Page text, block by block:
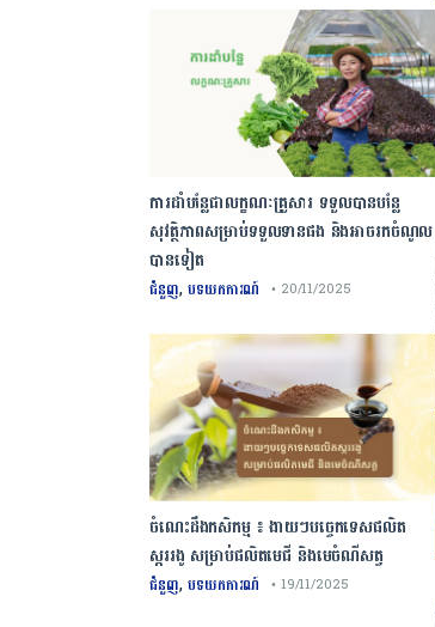
ការដាំបន្លែជាលក្ខណៈគ្រួសារ ទទួលបានបន្លែ
សុវត្ថិភាពសម្រាប់ទទួលទានផង និងអាចរកចំណូល
បានទៀត
ជំនួញ,បទយកការណ៍ • 20/11/2025
ចំណេះដឹងកសិកម្ម ៖ ងាយៗបច្ចេកទេសផលិត
ស្កររងូ សម្រាប់ផលិតមេជី និងមេចំណីសត្វ
ជំនួញ,បទយកការណ៍ • 19/11/2025